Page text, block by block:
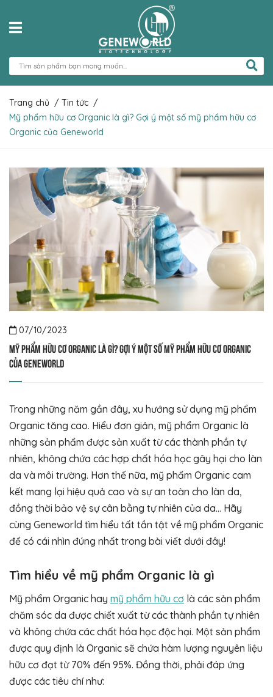
Trang chủ / Tin tức /
Mỹ phẩm hữu cơ Organic là gì? Gợi ý một số mỹ phẩm hữu cơ
Organic của Geneworld
07/10/2023
Mỹ phẩm hữu cơ Organic là gì? Gợi ý một số mỹ phẩm hữu cơ Organic
của Geneworld
Trong những năm gần đây, xu hướng sử dụng mỹ phẩm
Organic tăng cao. Hiểu đơn giản, mỹ phẩm Organic là
những sản phẩm được sản xuất từ các thành phần tự
nhiên, không chứa các hợp chất hóa học gây hại cho làn
da và môi trường. Hơn thế nữa, mỹ phẩm Organic cam
kết mang lại hiệu quả cao và sự an toàn cho làn da,
đồng thời bảo vệ sự cân bằng tự nhiên của da… Hãy
cùng Geneworld tìm hiểu tất tần tật về mỹ phẩm Organic
để có cái nhìn đúng nhất trong bài viết dưới đây!
Tìm hiểu về mỹ phẩm Organic là gì
Mỹ phẩm Organic hay mỹ phẩm hữu cơ là các sản phẩm
chăm sóc da được chiết xuất từ các thành phần tự nhiên
và không chứa các chất hóa học độc hại. Một sản phẩm
được quy định là Organic sẽ chứa hàm lượng nguyên liệu
hữu cơ đạt từ 70% đến 95%. Đồng thời, phải đáp ứng
được các tiêu chí như: